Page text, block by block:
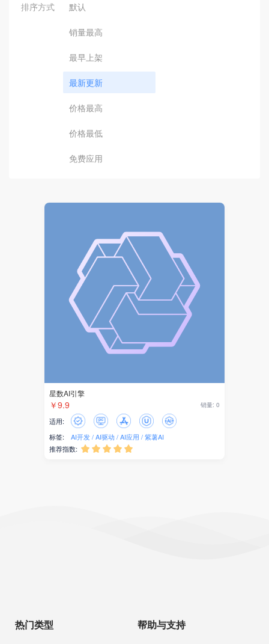
排序方式 默认
销量最高
最早上架
最新更新
价格最高
价格最低
免费应用
星数AI引擎
￥9.9 销量: 0
适用:
标签:
AI开发 AI驱动 AI应用
紫薯AI
推荐指数:     
热门类型 帮助与支持